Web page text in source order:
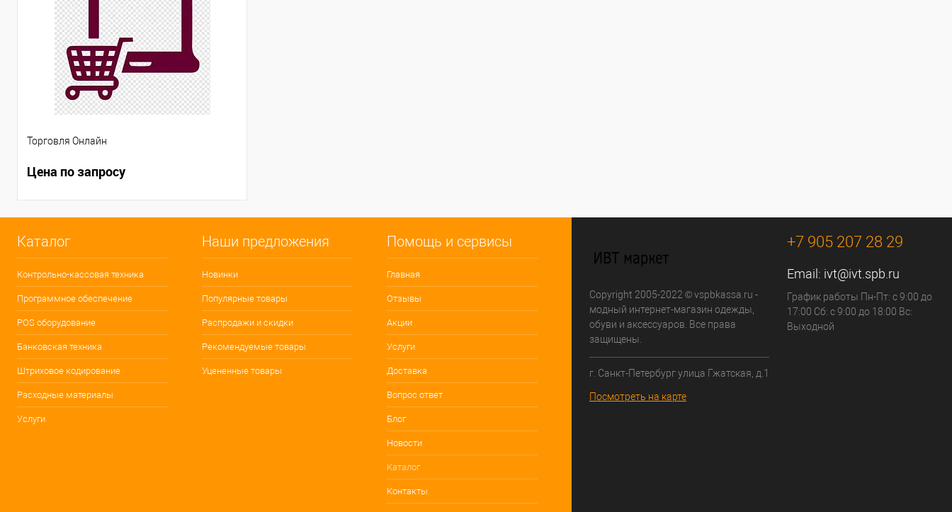
Торговля Онлайн
Цена по запросу
Каталог
Контрольно-кассовая техника
Программное обеспечение
POS оборудование
Банковская техника
Штриховое кодирование
Расходные материалы
Услуги
Наши предложения
Новинки
Популярные товары
Распродажи и скидки
Рекомендуемые товары
Уцененные товары
Помощь и сервисы
Главная
Отзывы
Акции
Услуги
Доставка
Вопрос ответ
Блог
Новости
Каталог
Контакты
Copyright 2005-2022 © vspbkassa.ru -
модный интернет-магазин одежды,
обуви и аксессуаров. Все права
защищены.
г. Санкт-Петербург улица Гжатская, д.1
Посмотреть на карте
+7 905 207 28 29
Email: ivt@ivt.spb.ru
График работы Пн-Пт: с 9:00 до
17:00 Сб: с 9:00 до 18:00 Вс:
Выходной